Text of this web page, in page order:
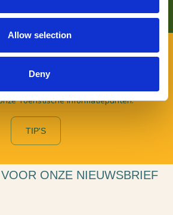
Allow selection
Deny
BEZOEKERS
er allemaal te beleven valt in De
Toeristische Informatiepunten.
TIP'S
ONZE NIEUWSBRIEF